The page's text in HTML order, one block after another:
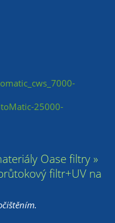
25000-
Oase filtry »
filtr+UV na